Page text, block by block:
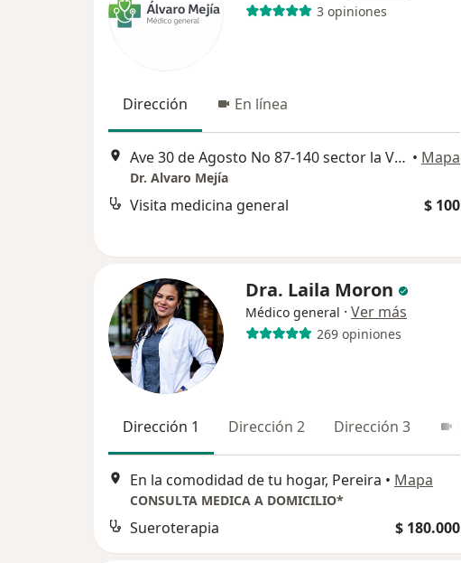
3 opiniones
Dirección En línea
Ave 30 de Agosto No 87-140 sector la Villa, Pereira • Mapa
Dr. Alvaro Mejía
Visita medicina general $ 100
Dra. Laila Moron
Médico general · Ver más
269 opiniones
Dirección 1 Dirección 2 Dirección 3
En la comodidad de tu hogar, Pereira • Mapa
CONSULTA MEDICA A DOMICILIO*
Sueroterapia $ 180.000